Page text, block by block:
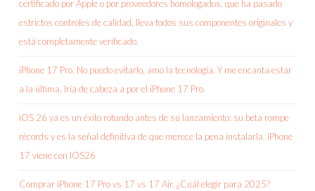
certificado por Apple o por proveedores homologados, que ha pasado
estrictos controles de calidad, lleva todos sus componentes originales y
está completamente verificado.
iPhone 17 Pro. No puedo evitarlo, amo la tecnología. Y me encanta estar
a la última. Iría de cabeza a por el iPhone 17 Pro.
iOS 26 ya es un éxito rotundo antes de su lanzamiento: su beta rompe
récords y es la señal definitiva de que merece la pena instalarla. iPhone
17 viene con IOS26
Comprar iPhone 17 Pro vs 17 vs 17 Air. ¿Cuál elegir para 2025?